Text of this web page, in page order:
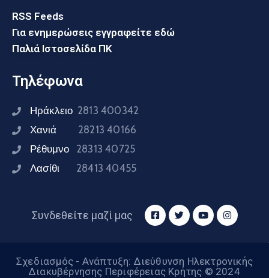
RSS Feeds
Για ενημερώσεις εγγραφείτε εδώ
Παλιά Ιστοσελίδα ΠΚ
Τηλέφωνα
Ηράκλειο 2813 400342
Χανιά 28213 40166
Ρέθυμνο 28313 40725
Λασίθι 28413 40455
Συνδεθείτε μαζί μας
Σχεδιασμός - Ανάπτυξη: Διεύθυνση Ηλεκτρονικής
Διακυβέρνησης Περιφέρειας Κρήτης © 2024